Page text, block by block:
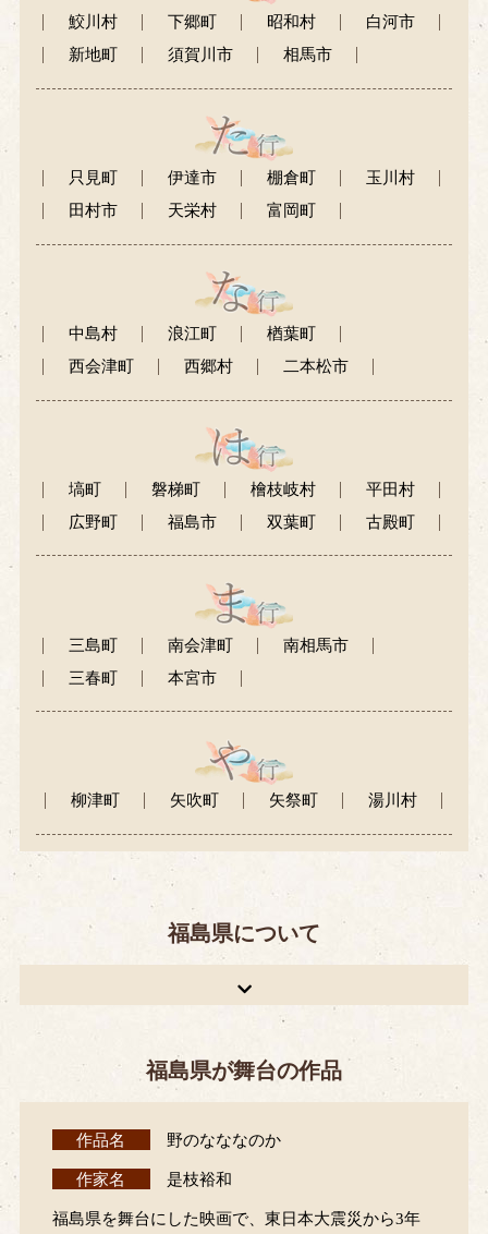
鮫川村 下郷町 昭和村
白河市
新地町
須賀川市 相馬市
只見町 伊達市 棚倉町
玉川村
田村市
天栄村 富岡町
中島村 浪江町
楢葉町
西会津町
西郷村 二本松市
塙町 磐梯町 檜枝岐村
平田村
広野町
福島市 双葉町 古殿町
三島町 南会津町
南相馬市
三春町
本宮市
柳津町 矢吹町 矢祭町 湯川村
福島県について
福島県が舞台の作品
作品名 野のなななのか
作家名 是枝裕和
福島県を舞台にした映画で、東日本大震災から3年